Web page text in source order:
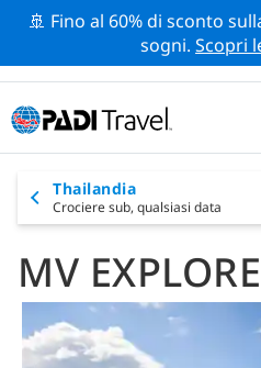
🚢 Fino al 60% di sconto
sogni.Scopri
Thailandia
Crociere sub, qualsiasi data
MV